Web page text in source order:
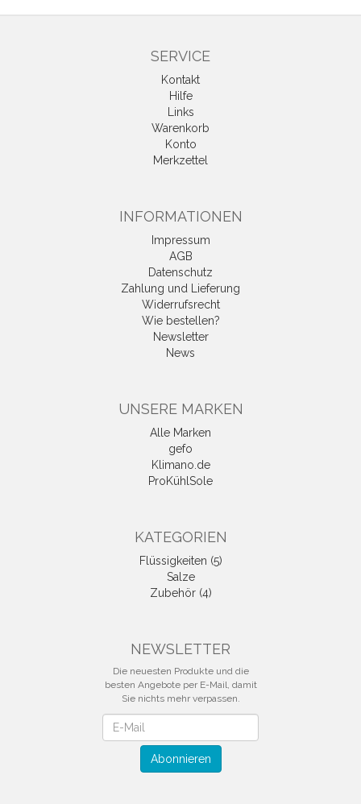
SERVICE
Kontakt
Hilfe
Links
Warenkorb
Konto
Merkzettel
INFORMATIONEN
Impressum
AGB
Datenschutz
Zahlung und Lieferung
Widerrufsrecht
Wie bestellen?
Newsletter
News
UNSERE MARKEN
Alle Marken
gefo
Klimano.de
ProKühlSole
KATEGORIEN
Flüssigkeiten (5)
Salze
Zubehör (4)
NEWSLETTER
Die neuesten Produkte und die
besten Angebote per E-Mail, damit
Sie nichts mehr verpassen.
Abonnieren